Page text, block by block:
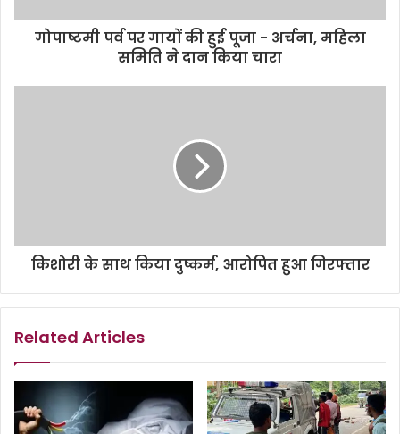
गोपाष्टमी पर्व पर गायों की हुई पूजा - अर्चना, महिला
समिति ने दान किया चारा
किशोरी के साथ किया दुष्कर्म, आरोपित हुआ गिरफ्तार
Related Articles